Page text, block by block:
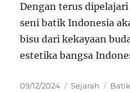
Dengan terus
seni batik Indonesia
bisu dari kekayaan
estetika bangsa
Posted
09/12/2024 Categories
Sejarah Tags